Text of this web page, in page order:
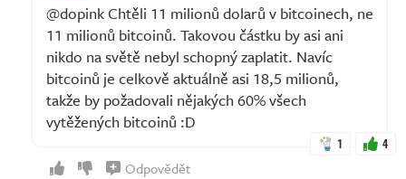
@dopink Chtěli 11 milionů dolarů v bitcoinech, ne
11 milionů bitcoinů. Takovou částku by asi ani
nikdo na světě nebyl schopný zaplatit. Navíc
bitcoinů je celkově aktuálně asi 18,5 milionů,
takže by požadovali nějakých 60% všech
vytěžených bitcoinů :D
1 4
Odpovědět